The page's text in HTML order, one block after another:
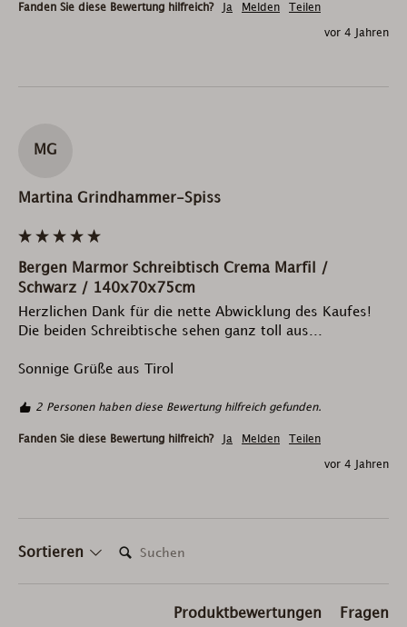
Sortieren
Produktbewertungen Fragen
Fanden Sie diese Bewertung hilfreich? Ja Melden Teilen
vor 4 Jahren
MG
Martina Grindhammer-Spiss
Bergen Marmor Schreibtisch Crema Marfil /
Schwarz / 140x70x75cm
Herzlichen Dank für die nette Abwicklung des Kaufes!
Die beiden Schreibtische sehen ganz toll aus...
Sonnige Grüße aus Tirol
2 Personen haben diese Bewertung hilfreich gefunden.
Fanden Sie diese Bewertung hilfreich? Ja Melden Teilen
vor 4 Jahren